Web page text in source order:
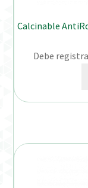
Calcinable
Debe